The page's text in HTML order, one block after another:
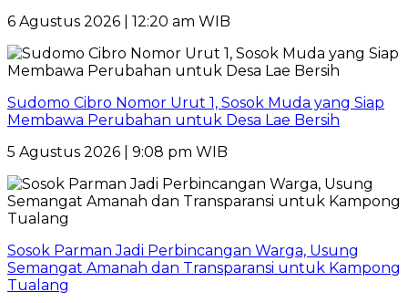
6 Agustus 2026 | 12:20 am WIB
Sudomo Cibro Nomor Urut 1, Sosok Muda yang Siap
Membawa Perubahan untuk Desa Lae Bersih
5 Agustus 2026 | 9:08 pm WIB
Sosok Parman Jadi Perbincangan Warga, Usung
Semangat Amanah dan Transparansi untuk Kampong
Tualang